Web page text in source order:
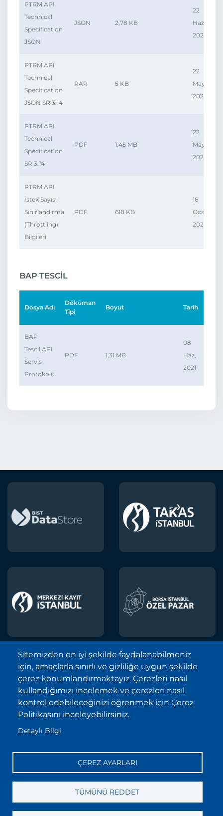
PTRM API
Technical
Specification
JSON
JSON 2,78 KB
22
Haz,
2026
PTRM API
Technical
Specification
JSON SR 3.14
RAR 5 KB
22
May,
2026
PTRM API
Technical
Specification
SR 3.14
PDF 1,45 MB
22
May,
2026
PTRM API
İstek Sayısı
Sınırlandırma
(Throttling)
Bilgileri
PDF 618 KB
16
Oca,
2023
BAP TESCİL
Dosya Adı
Döküman
Tipi
Boyut Tarih
BAP
Tescil API
Servis
Protokolü
PDF 1,31 MB
08
Haz,
2021
Borsa İstanbul A.Ş. © 2013-2025
Tüm Hakları Saklıdır.
Telif Hakkı ve Çekince İhbarı Bildirimi
Site Haritası
Kişisel Verilerin Korunması (KVKK)
Sıkça Sorulan Sorular
İletişim
Bilgi Toplumu Hizmetleri
Sitemizden en iyi şekilde faydalanabilmeniz
için, amaçlarla sınırlı ve gizliliğe uygun şekilde
çerez konumlandırmaktayız. Çerezleri nasıl
kullandığımızı incelemek ve çerezleri nasıl
kontrol edebileceğinizi öğrenmek için Çerez
Politikasını inceleyebilirsiniz.
Detaylı Bilgi
ÇEREZ AYARLARI
TÜMÜNÜ REDDET